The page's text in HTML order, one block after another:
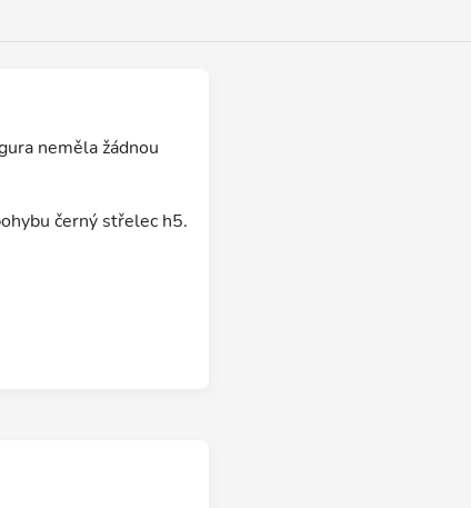
neměla žádnou
černý střelec h5.